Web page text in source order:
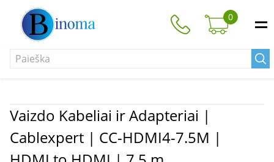
0
Vaizdo Kabeliai ir Adapteriai |
Cablexpert | CC-HDMI4-7.5M |